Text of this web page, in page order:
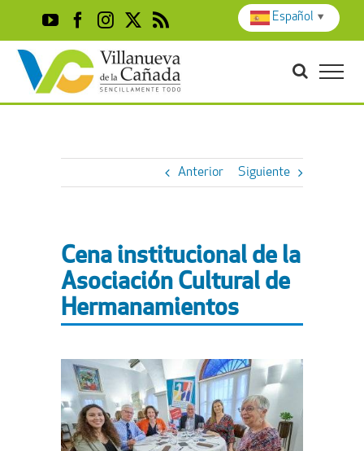
content
YouTubeFacebook
Instagram
X Rss
Anterior Siguiente
Cena institucional de la
Asociación Cultural de
Hermanamientos
Español ▼